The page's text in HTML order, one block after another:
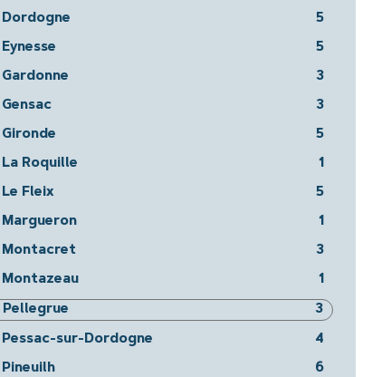
Dordogne 5
Eynesse 5
Gardonne 3
Gensac 3
Gironde 5
La Roquille 1
Le Fleix 5
Margueron 1
Montacret 3
Montazeau 1
Pellegrue 3
Pessac-sur-Dordogne 4
Pineuilh 6